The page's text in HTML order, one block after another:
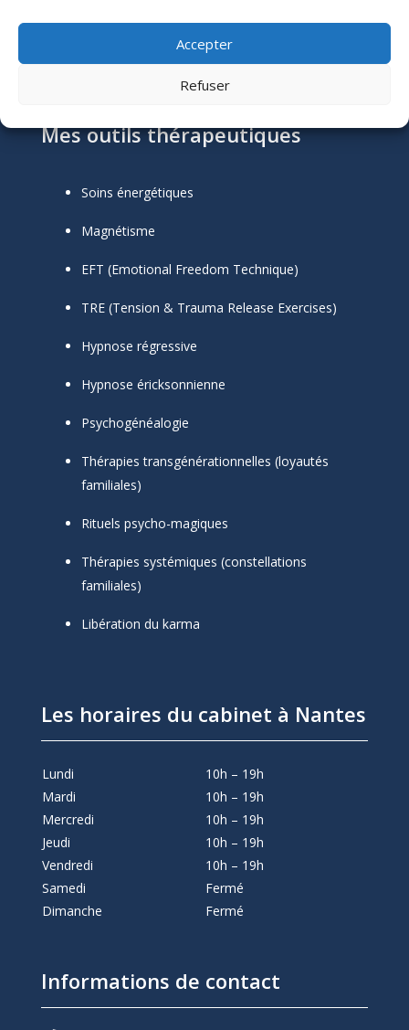
Accepter
Refuser
Mentions Légales
Mes outils thérapeutiques
Soins énergétiques
Magnétisme
EFT (Emotional Freedom Technique)
TRE (Tension & Trauma Release Exercises)
Hypnose régressive
Hypnose éricksonnienne
Psychogénéalogie
Thérapies transgénérationnelles (loyautés
familiales)
Rituels psycho-magiques
Thérapies systémiques (constellations
familiales)
Libération du karma
Les horaires du cabinet à Nantes
Lundi
10h – 19h
Mardi
10h – 19h
Mercredi
10h – 19h
Jeudi
10h – 19h
Vendredi
10h – 19h
Samedi
Fermé
Dimanche
Fermé
Informations de contact